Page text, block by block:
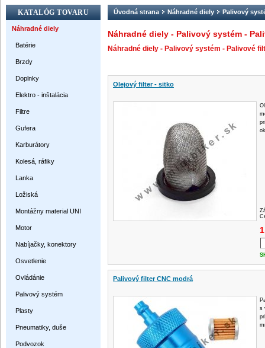
KATALÓG TOVARU
Náhradné diely
Batérie
Brzdy
Doplnky
Elektro - inštalácia
Filtre
Gufera
Karburátory
Kolesá, ráfiky
Lanka
Ložiská
Montážny material UNI
Motor
Nabíjačky, konektory
Osvetlenie
Ovládánie
Palivový systém
Plasty
Pneumatiky, duše
Podvozok
Úvodná strana Náhradné diely Palivový
Náhradné diely - Palivový systém -
Náhradné diely - Palivový systém - Palivové
Olejový filter - sitko
Palivový filter CNC modrá
s